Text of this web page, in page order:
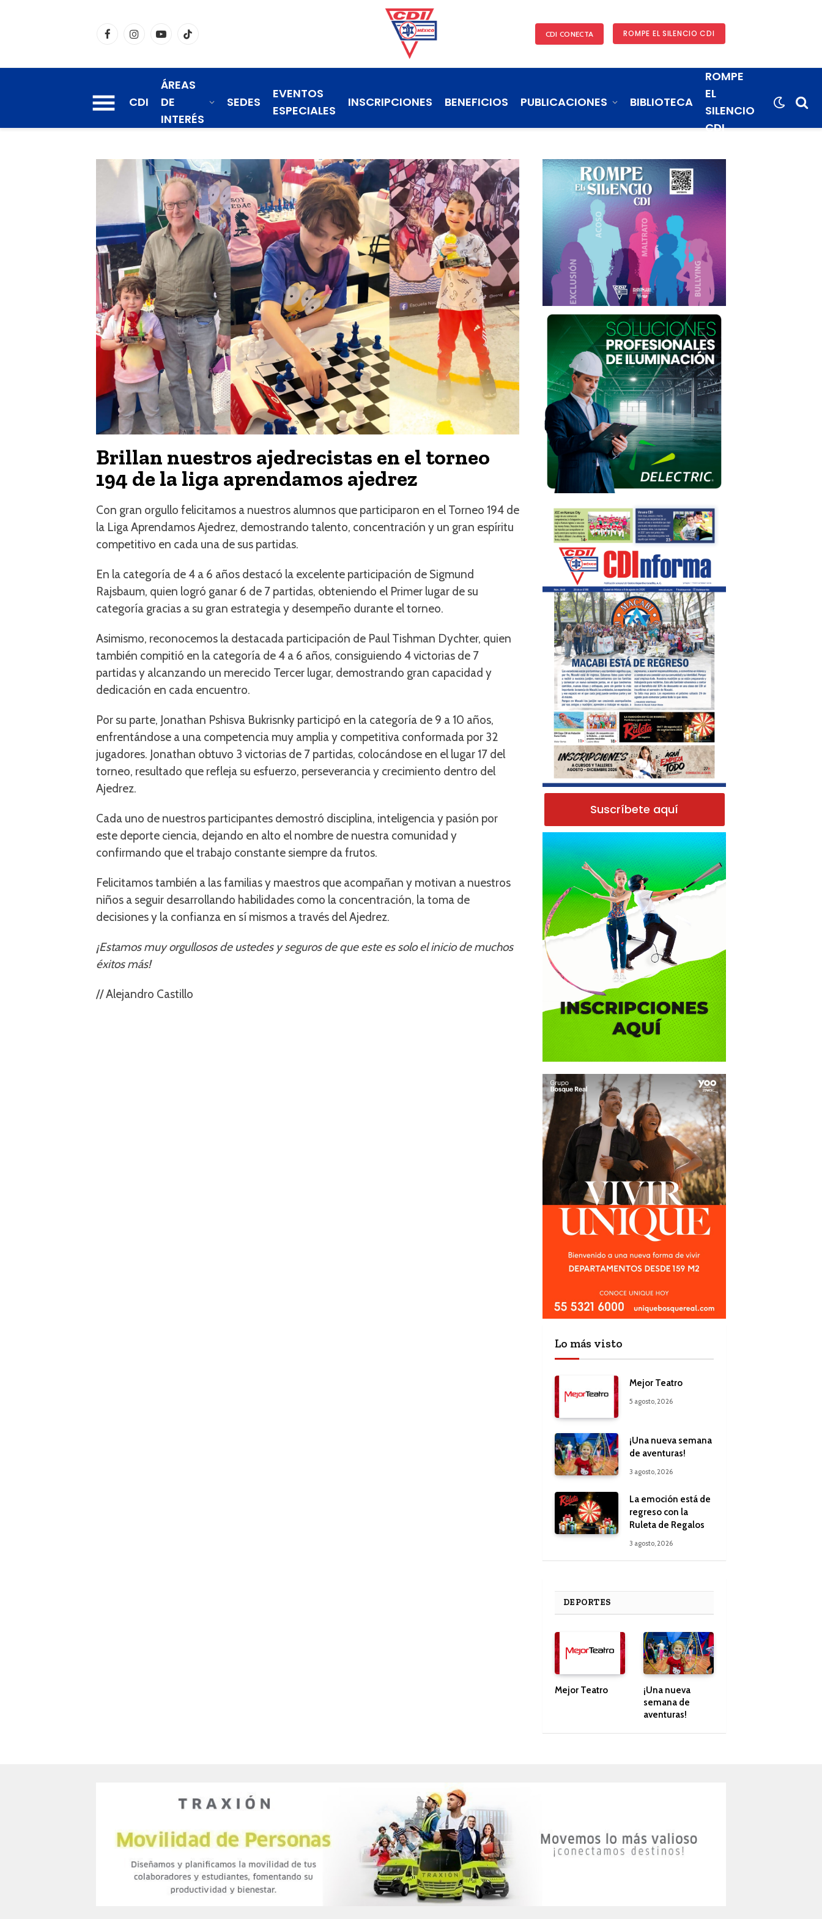
FacebookInstagramYouTubeTikTok CDI CONECTA ROMPE EL SILENCIO CDI
CDI
ÁREAS
DE
INTERÉS
SEDES
EVENTOS
ESPECIALES
INSCRIPCIONES BENEFICIOS PUBLICACIONES BIBLIOTECA
ROMPE
EL
SILENCIO
CDI
Brillan nuestros ajedrecistas en el torneo
194 de la liga aprendamos ajedrez
Con gran orgullo felicitamos a nuestros alumnos que participaron en el Torneo 194 de
la Liga Aprendamos Ajedrez, demostrando talento, concentración y un gran espíritu
competitivo en cada una de sus partidas.
En la categoría de 4 a 6 años destacó la excelente participación de Sigmund
Rajsbaum, quien logró ganar 6 de 7 partidas, obteniendo el Primer lugar de su
categoría gracias a su gran estrategia y desempeño durante el torneo.
Asimismo, reconocemos la destacada participación de Paul Tishman Dychter, quien
también compitió en la categoría de 4 a 6 años, consiguiendo 4 victorias de 7
partidas y alcanzando un merecido Tercer lugar, demostrando gran capacidad y
dedicación en cada encuentro.
Por su parte, Jonathan Pshisva Bukrisnky participó en la categoría de 9 a 10 años,
enfrentándose a una competencia muy amplia y competitiva conformada por 32
jugadores. Jonathan obtuvo 3 victorias de 7 partidas, colocándose en el lugar 17 del
torneo, resultado que refleja su esfuerzo, perseverancia y crecimiento dentro del
Ajedrez.
Cada uno de nuestros participantes demostró disciplina, inteligencia y pasión por
este deporte ciencia, dejando en alto el nombre de nuestra comunidad y
confirmando que el trabajo constante siempre da frutos.
Felicitamos también a las familias y maestros que acompañan y motivan a nuestros
niños a seguir desarrollando habilidades como la concentración, la toma de
decisiones y la confianza en sí mismos a través del Ajedrez.
¡Estamos muy orgullosos de ustedes y seguros de que este es solo el inicio de muchos
éxitos más!
// Alejandro Castillo
Suscríbete aquí
Lo más visto
Mejor Teatro
5 agosto, 2026
¡Una nueva semana
de aventuras!
3 agosto, 2026
La emoción está de
regreso con la
Ruleta de Regalos
3 agosto, 2026
DEPORTES
Mejor Teatro
¡Una nueva
semana de
aventuras!